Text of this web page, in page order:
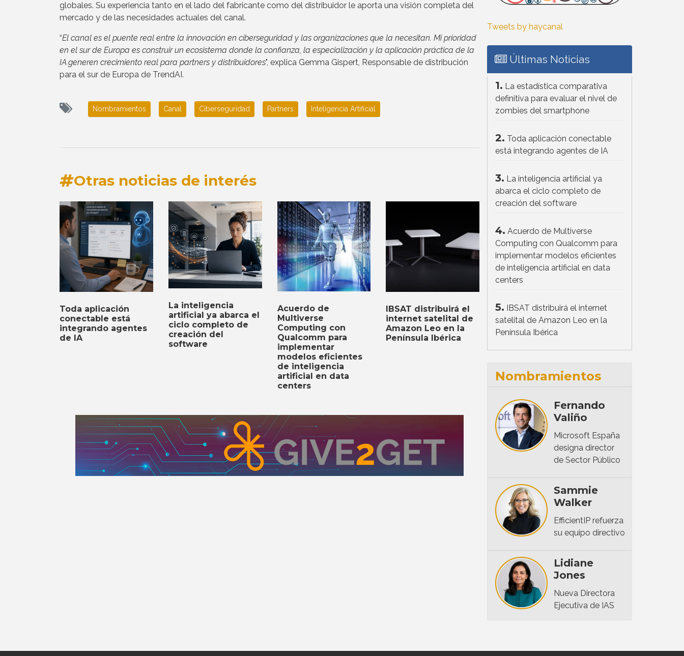
globales. Su experiencia tanto en el lado del fabricante como del distribuidor le aporta una visión completa del
mercado y de las necesidades actuales del canal.
“El canal es el puente real entre la innovación en ciberseguridad y las organizaciones que la necesitan. Mi prioridad
en el sur de Europa es construir un ecosistema donde la confianza, la especialización y la aplicación práctica de la
IA generen crecimiento real para partners y distribuidores", explica Gemma Gispert, Responsable de distribución
para el sur de Europa de TrendAI.
Nombramientos Canal Ciberseguridad Partners Inteligencia Artificial
Otras noticias de interés
Toda aplicación
conectable está
integrando agentes
de IA
La inteligencia
artificial ya abarca el
ciclo completo de
creación del
software
Acuerdo de
Multiverse
Computing con
Qualcomm para
implementar
modelos eficientes
de inteligencia
artificial en data
centers
IBSAT distribuirá el
internet satelital de
Amazon Leo en la
Península Ibérica
Tweets by haycanal
Últimas Noticias
1. La estadística comparativa
definitiva para evaluar el nivel de
zombies del smartphone
2. Toda aplicación conectable
está integrando agentes de IA
3. La inteligencia artificial ya
abarca el ciclo completo de
creación del software
4. Acuerdo de Multiverse
Computing con Qualcomm para
implementar modelos eficientes
de inteligencia artificial en data
centers
5. IBSAT distribuirá el internet
satelital de Amazon Leo en la
Península Ibérica
Nombramientos
Fernando
Valiño
Microsoft España
designa director
de Sector Público
Sammie
Walker
EfficientIP refuerza
su equipo directivo
Lidiane
Jones
Nueva Directora
Ejecutiva de IAS